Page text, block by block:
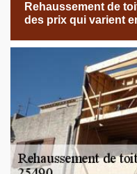
Rehaussement de
des prix qui varient